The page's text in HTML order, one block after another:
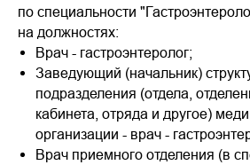
по специальности
на должностях:
Врач - гастроэнтеролог;
Заведующий (начальник)
подразделения (отдела,
кабинета, отряда и другое)
организации - врач -
Врач приемного отделения (в